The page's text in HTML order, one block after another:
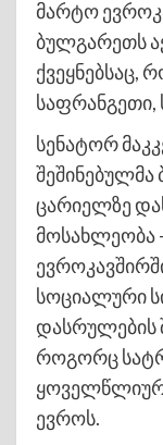
მარტო
ბულგარეთს
ქვეყნებსაც,
საფრანგეთი,
სენატორ
ცარიელზე
მოსახლეობა
სოციალური
დასრულების
როგორც
ევროს.